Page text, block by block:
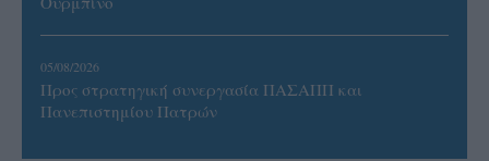
05/08/2026
Προς στρατηγική συνεργασία ΠΑΣΑΠΠ και
Πανεπιστημίου Πατρών